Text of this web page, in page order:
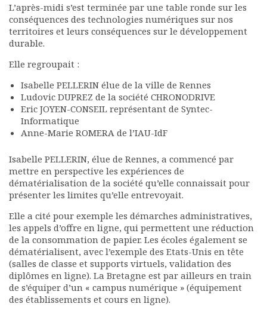
L’après-midi s’est terminée par une table ronde sur les
conséquences des technologies numériques sur nos
territoires et leurs conséquences sur le développement
durable.
Elle regroupait :
Isabelle PELLERIN élue de la ville de Rennes
Ludovic DUPREZ de la société CHRONODRIVE
Eric JOYEN-CONSEIL représentant de Syntec-
Informatique
Anne-Marie ROMERA de l’IAU-IdF
Isabelle PELLERIN, élue de Rennes, a commencé par
mettre en perspective les expériences de
dématérialisation de la société qu’elle connaissait pour
présenter les limites qu’elle entrevoyait.
Elle a cité pour exemple les démarches administratives,
les appels d’offre en ligne, qui permettent une réduction
de la consommation de papier. Les écoles également se
dématérialisent, avec l’exemple des Etats-Unis en tête
(salles de classe et supports virtuels, validation des
diplômes en ligne). La Bretagne est par ailleurs en train
de s’équiper d’un « campus numérique » (équipement
des établissements et cours en ligne).